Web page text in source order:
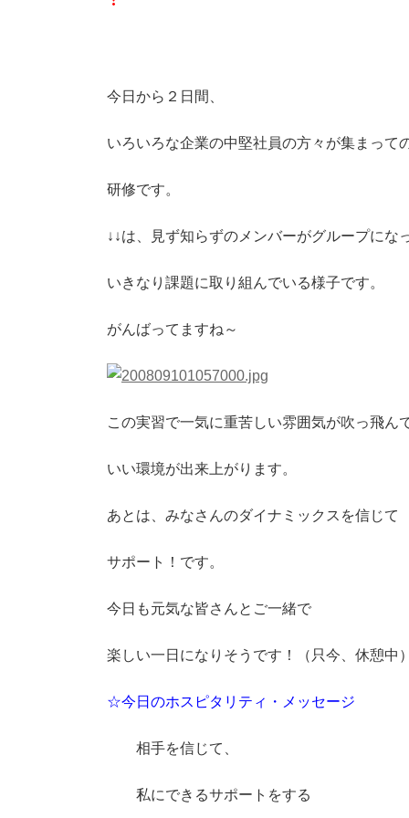
今日から２日間、
いろいろな企業の中堅社員の方々が集まって
研修です。
↓↓は、見ず知らずのメンバーがグループにな
いきなり課題に取り組んでいる様子です。
がんばってますね～
この実習で一気に重苦しい雰囲気が吹っ飛ん
いい環境が出来上がります。
あとは、みなさんのダイナミックスを信じて
サポート！です。
今日も元気な皆さんとご一緒で
楽しい一日になりそうです！（只今、休憩中
☆今日のホスピタリティ・メッセージ
相手を信じて、
私にできるサポートをする